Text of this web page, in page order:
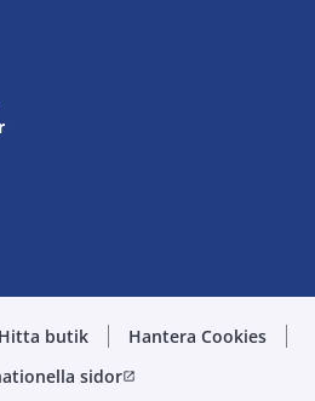
Hitta butik
Hantera Cookies
sidoropen_in_new